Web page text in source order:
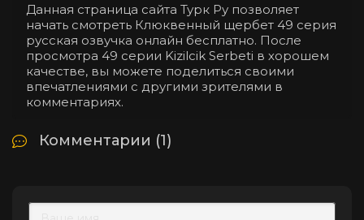
Данная страница сайта Турк Ру позволяет
начать смотреть Клюквенный щербет 49 серия
русская озвучка онлайн бесплатно. После
просмотра 49 серии Kizilcik Serbeti в хорошем
качестве, вы можете поделиться своими
впечатлениями с другими зрителями в
комментариях.
Комментарии (1)